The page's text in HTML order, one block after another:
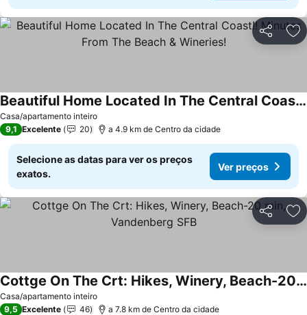
Partilhar
Casa/apartamento inteiro
Beautiful Home Located In The Central Coast!! Minutes From The Beach & Wineries!
9,1 Excelente 20 a 4.9 km de Centro da cidade
Selecione as datas para ver os preços
exatos.
Ver preços
Partilhar
Casa/apartamento inteiro
Cottge On The Crt: Hikes, Winery, Beach-20 min, Vandenberg SFB
9,5 Excelente 46 a 7.8 km de Centro da cidade